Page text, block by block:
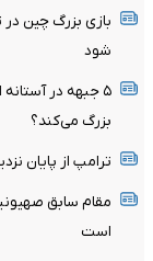
بازی بزرگ چین در
شود
۵ جبهه در آستانه
بزرگ می‌کند؟
ترامپ از پایان
مقام سابق
است